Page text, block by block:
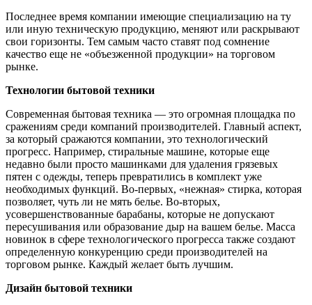
Последнее время компании имеющие специализацию на ту
или иную техническую продукцию, меняют или раскрывают
свои горизонты. Тем самым часто ставят под сомнение
качество еще не «объезженной продукции» на торговом
рынке.
Технологии бытовой техники
Современная бытовая техника — это огромная площадка по
сражениям среди компаний производителей. Главный аспект,
за который сражаются компании, это технологический
прогресс. Например, стиральные машине, которые еще
недавно были просто машинками для удаления грязевых
пятен с одежды, теперь превратились в комплект уже
необходимых функций. Во-первых, «нежная» стирка, которая
позволяет, чуть ли не мять белье. Во-вторых,
усовершенствованные барабаны, которые не допускают
пересушивания или образование дыр на вашем белье. Масса
новинок в сфере технологического прогресса также создают
определенную конкуренцию среди производителей на
торговом рынке. Каждый желает быть лучшим.
Дизайн бытовой техники